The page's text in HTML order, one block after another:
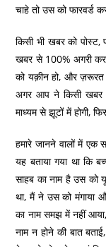
चाहे तो उस को फारवर्ड
किसी भी खबर को
खबर से 100% अगरी
को यक़ीन हो, और
अगर आप ने किसी खबर
माध्यम से झूटों में होगी,
हमारे जानने वालों में एक
यह बताया गया था कि
साहब का नाम है उस को
था, मैं ने उस को मंगाया
का नाम समझ में नहीं
नाम न होने की बात